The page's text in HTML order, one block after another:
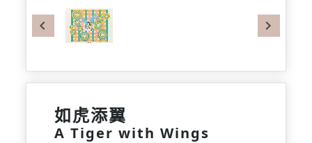
Previous
如虎添翼
A Tiger with Wings